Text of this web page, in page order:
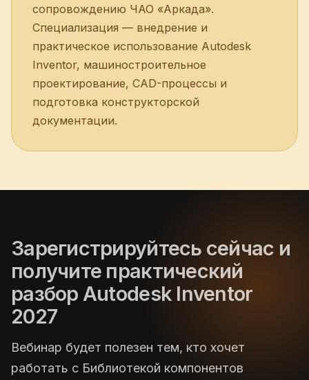
сопровождению ЧАО «Аркада».
Специализация — внедрение и
практическое использование Autodesk
Inventor, машиностроительное
проектирование, CAD-процессы и
подготовка конструкторской
документации.
Зарегистрируйтесь сейчас и
получите практический
разбор Autodesk Inventor
2027
Вебинар будет полезен тем, кто хочет
работать с Библиотекой компонентов